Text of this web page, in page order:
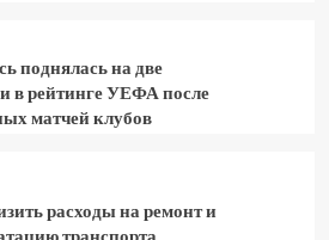
поднялась на две
в рейтинге УЕФА после
матчей клубов
расходы на ремонт и